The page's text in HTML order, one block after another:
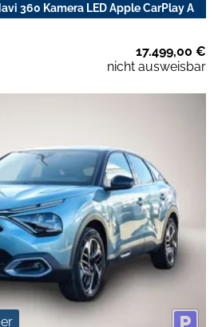
360 Kamera LED Apple CarPlay A
17.499,00 €
nicht ausweisbar